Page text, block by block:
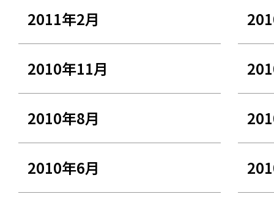
2011年2月
2010年11月
2010年8月
2010年6月